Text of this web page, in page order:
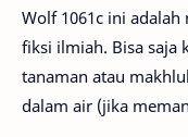
Wolf 1061c ini
fiksi ilmiah. Bisa saja
tanaman atau
dalam air (jika